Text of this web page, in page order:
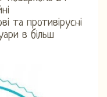
та противірусні
в більш